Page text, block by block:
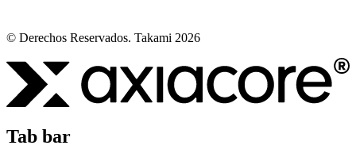
© Derechos Reservados. Takami 2026
Tab bar